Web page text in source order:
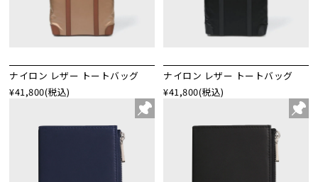
ナイロン レザー トートバッグ
¥41,800(税込)
ナイロン レザー トートバッグ
¥41,800(税込)